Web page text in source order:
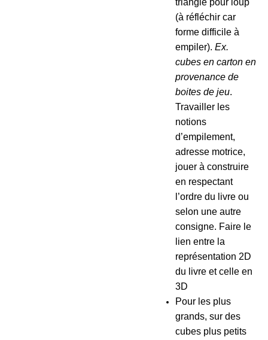
(à réfléchir car
forme difficile à
empiler). Ex.
cubes en carton en
provenance de
boites de jeu.
Travailler les
notions
d’empilement,
adresse motrice,
jouer à construire
en respectant
l’ordre du livre ou
selon une autre
consigne. Faire le
lien entre la
représentation 2D
du livre et celle en
3D
Pour les plus
grands, sur des
cubes plus petits